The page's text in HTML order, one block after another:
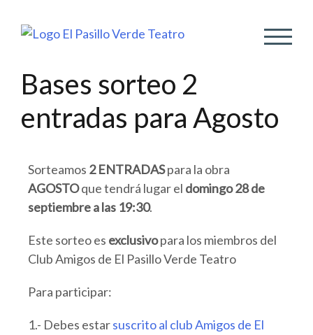
Bases sorteo 2
entradas para Agosto
Sorteamos 2 ENTRADASpara la obra
AGOSTOque tendrá lugar el domingo 28 de
septiembre a las 19:30.
Este sorteo es exclusivopara los miembros del
Club Amigos de El Pasillo Verde Teatro
Para participar:
1.- Debes estarsuscrito al club Amigos de El